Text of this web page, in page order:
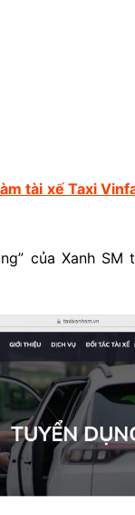
tài xế Taxi
của Xanh